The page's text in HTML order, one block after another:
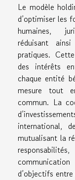
Le modèle
d’optimiser les
humaines,
réduisant
pratiques.
des intérêts
chaque entité
mesure tout
commun. La
international,
mutualisant la
d’objectifs